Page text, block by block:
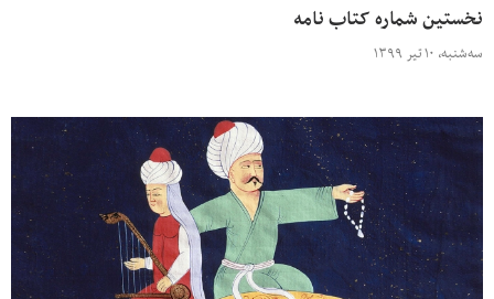
نخستین شماره کتاب نامه
سه‌شنبه، ۱۰ تیر ۱۳۹۹